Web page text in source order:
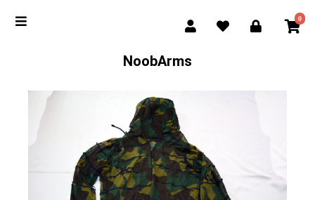
0
NoobArms